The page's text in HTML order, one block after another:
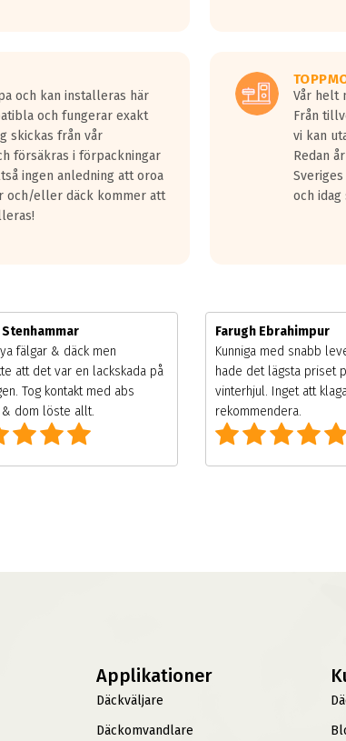
och kan installeras här
och fungerar exakt
skickas från vår
försäkras i förpackningar
ingen anledning att oroa
och/eller däck kommer att
Vår helt
Från
vi kan
Redan
och
Stenhammar
fälgar & däck men
att det var en lackskada på
Tog kontakt med abs
dom löste allt.
Farugh Ebrahimpur
Kunniga med snabb
hade det lägsta priset
vinterhjul. Inget att
rekommendera.
Applikationer
Däckväljare
Däckomvandlare